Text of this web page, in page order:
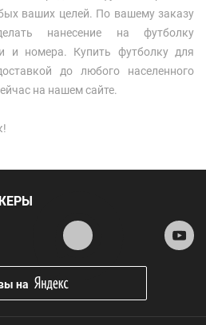
ваших целей. По вашему заказу
нанесение на футболку
и номера. Купить футболку для
до любого населенного
на нашем сайте.
на